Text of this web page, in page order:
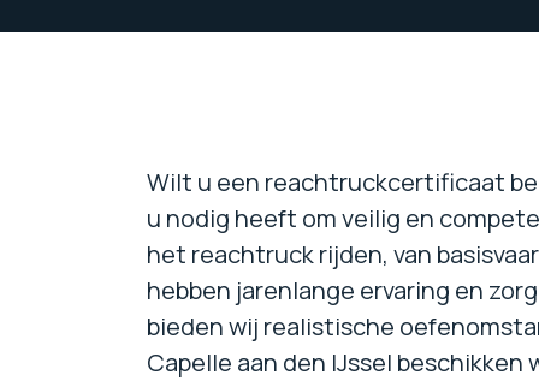
Wilt u een reachtruckcertificaat
u nodig heeft om veilig en
het reachtruck rijden, van
hebben jarenlange ervaring en
bieden wij realistische
Capelle aan den IJssel